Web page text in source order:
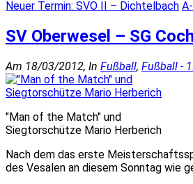
Neuer Termin: SVO II – Dichtelbach
SV Oberwesel – SG
Am 18/03/2012, In Fußball, Fußball -
"Man of the Match" und
Siegtorschütze Mario Herberich
Nach dem das erste
des Vesalen an diesem Sonntag wie